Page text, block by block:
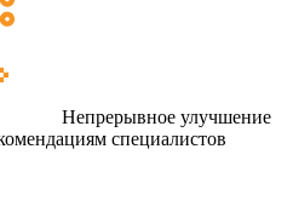
Непрерывное улучшение
специалистов